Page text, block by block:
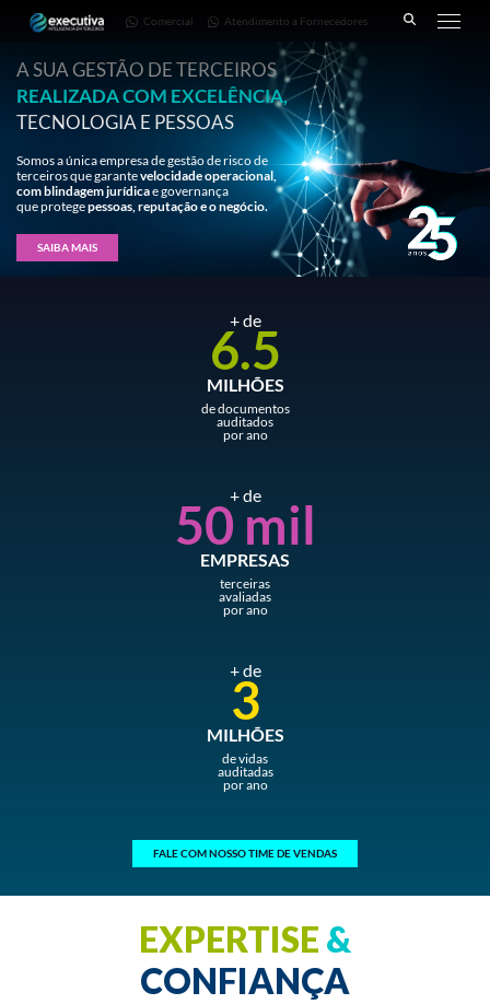
3668-
Pinhais
Fornecedores
Comercial Atendimento a Fornecedores
A SUA GESTÃO DE TERCEIROS
REALIZADA COM EXCELÊNCIA,
TECNOLOGIA E PESSOAS
Somos a única empresa de gestão de risco de
terceiros que garantevelocidade operacional,
com blindagem jurídicae governança
que protegepessoas, reputação e o negócio.
SAIBA MAIS
+ de
6.5
MILHÕES
de documentos
auditados
por ano
+ de
50 mil
EMPRESAS
terceiras
avaliadas
por ano
+ de
3
MILHÕES
de vidas
auditadas
por ano
FALE COM NOSSO TIME DE VENDAS
EXPERTISE &
CONFIANÇA